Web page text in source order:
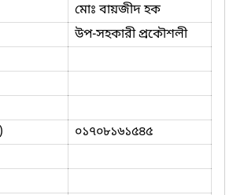
মোঃ বায়জীদ হক
উপ-সহকারী প্রকৌশলী
০১৭০৮১৬১৫৪৫